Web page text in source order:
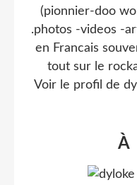
(pionnier-doo
.photos -videos -
en Francais
tout sur le
Voir le profil de
À